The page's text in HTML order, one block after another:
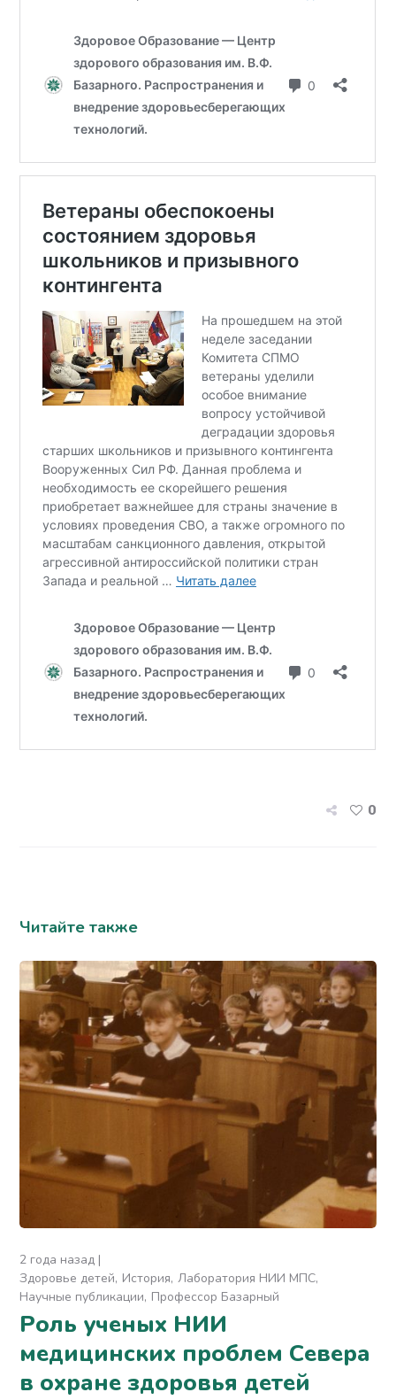
0
Читайте также
2 года назад
Здоровье детей История Лаборатория НИИ МПС
Научные публикации Профессор Базарный
Роль ученых НИИ
медицинских проблем Севера
в охране здоровья детей